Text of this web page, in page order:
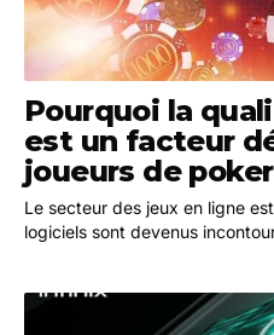
Pourquoi la
est un facteur
joueurs de
Le secteur des jeux en ligne
logiciels sont devenus